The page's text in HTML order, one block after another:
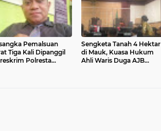
Pemalsuan
Tiga Kali Dipanggil
Polresta
Sengketa Tanah 4 Hektar
di Mauk, Kuasa Hukum
Ahli Waris Duga AJB